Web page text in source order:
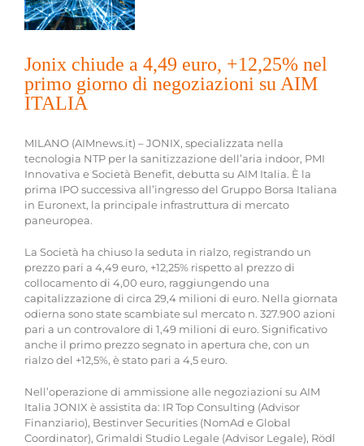
Jonix chiude a 4,49 euro, +12,25% nel
primo giorno di negoziazioni su AIM
ITALIA
MILANO (AIMnews.it) – JONIX, specializzata nella
tecnologia NTP per la sanitizzazione dell’aria indoor, PMI
Innovativa e Società Benefit, debutta su AIM Italia. È la
prima IPO successiva all’ingresso del Gruppo Borsa Italiana
in Euronext, la principale infrastruttura di mercato
paneuropea.
La Società ha chiuso la seduta in rialzo, registrando un
prezzo pari a 4,49 euro, +12,25% rispetto al prezzo di
collocamento di 4,00 euro, raggiungendo una
capitalizzazione di circa 29,4 milioni di euro. Nella giornata
odierna sono state scambiate sul mercato n. 327.900 azioni
pari a un controvalore di 1,49 milioni di euro. Significativo
anche il primo prezzo segnato in apertura che, con un
rialzo del +12,5%, è stato pari a 4,5 euro.
Nell’operazione di ammissione alle negoziazioni su AIM
Italia JONIX è assistita da: IR Top Consulting (Advisor
Finanziario), Bestinver Securities (NomAd e Global
Coordinator), Grimaldi Studio Legale (Advisor Legale), Rödl